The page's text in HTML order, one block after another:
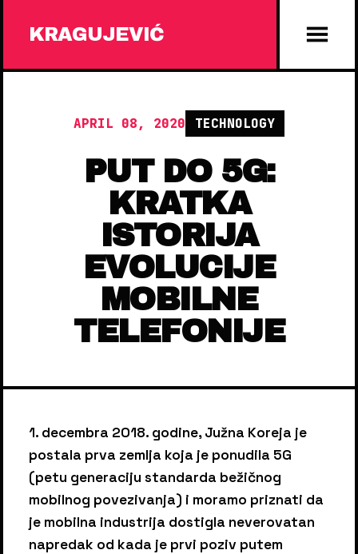
KRAGUJEVIĆ
APRIL 08, 2020 TECHNOLOGY
PUT DO 5G:
KRATKA
ISTORIJA
EVOLUCIJE
MOBILNE
TELEFONIJE
1. decembra 2018. godine, Južna Koreja je
postala prva zemlja koja je ponudila 5G
(petu generaciju standarda bežičnog
mobilnog povezivanja) i moramo priznati da
je mobilna industrija dostigla neverovatan
napredak od kada je prvi poziv putem